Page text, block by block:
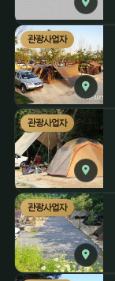
관광사업자
관광사업자
관광사업자